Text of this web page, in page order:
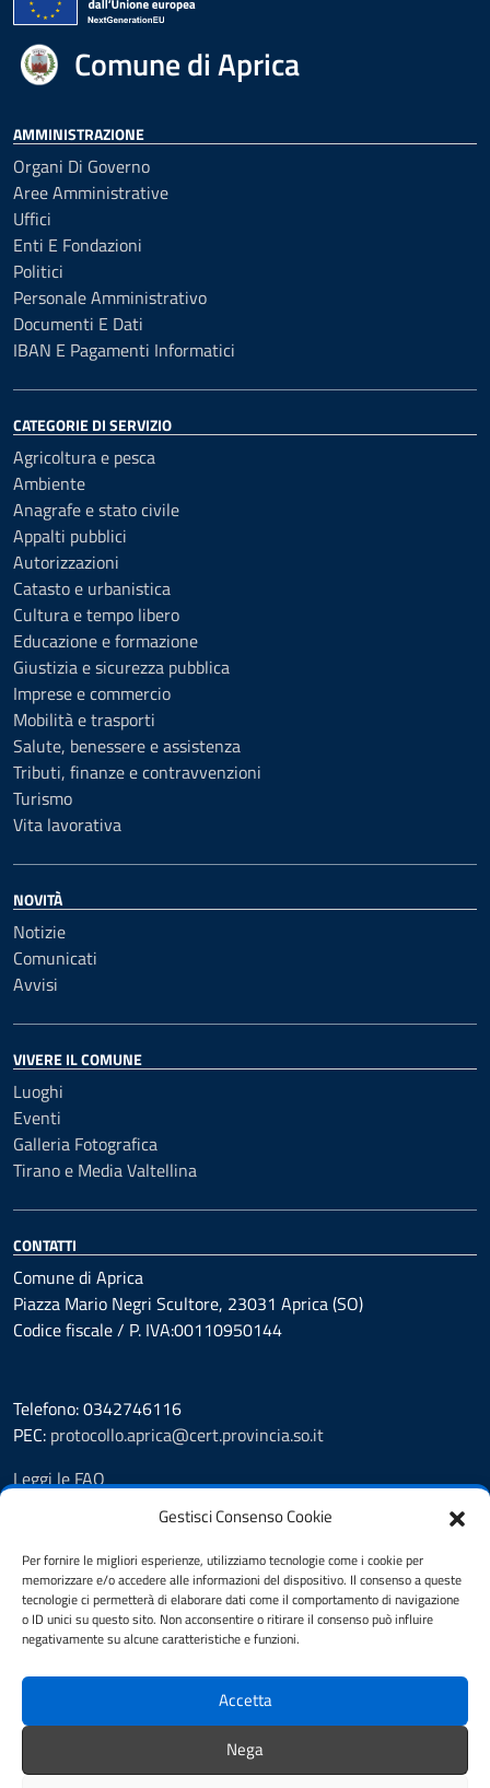
Gestisci Consenso Cookie
Per fornire le migliori esperienze, utilizziamo tecnologie come i cookie per
memorizzare e/o accedere alle informazioni del dispositivo. Il consenso a queste
tecnologie ci permetterà di elaborare dati come il comportamento di navigazione
o ID unici su questo sito. Non acconsentire o ritirare il consenso può influire
negativamente su alcune caratteristiche e funzioni.
Accetta
Nega
Comune di Aprica
AMMINISTRAZIONE
Organi Di Governo
Aree Amministrative
Uffici
Enti E Fondazioni
Politici
Personale Amministrativo
Documenti E Dati
IBAN E Pagamenti Informatici
CATEGORIE DI SERVIZIO
Agricoltura e pesca
Ambiente
Anagrafe e stato civile
Appalti pubblici
Autorizzazioni
Catasto e urbanistica
Cultura e tempo libero
Educazione e formazione
Giustizia e sicurezza pubblica
Imprese e commercio
Mobilità e trasporti
Salute, benessere e assistenza
Tributi, finanze e contravvenzioni
Turismo
Vita lavorativa
NOVITÀ
Notizie
Comunicati
Avvisi
VIVERE IL COMUNE
Luoghi
Eventi
Galleria Fotografica
Tirano e Media Valtellina
CONTATTI
Comune di Aprica
Piazza Mario Negri Scultore, 23031 Aprica (SO)
Codice fiscale / P. IVA:00110950144
Telefono: 0342746116
PEC: protocollo.aprica@cert.provincia.so.it
Leggi le FAQ
Prenotazione appuntamento
Segnalazione disservizio
Whistleblowing
Amministrazione trasparente
Pubblicità legale
Albo Pretorio
Note legali
Dichiarazione di accessibilità
Feedback Accessibilità